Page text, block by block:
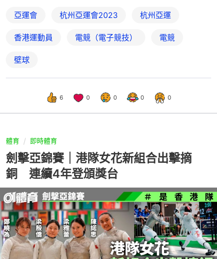
亞運會 杭州亞運會2023 杭州亞運
香港運動員 電競（電子競技） 電競
壁球
6 0 0 0 0
體育 即時體育
劍擊亞錦賽｜港隊女花新組合出擊摘
銅 連續4年登頒獎台